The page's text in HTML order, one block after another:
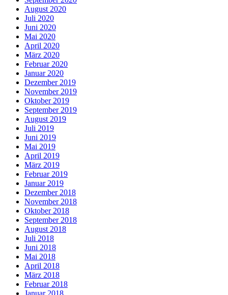
August 2020
Juli 2020
Juni 2020
Mai 2020
April 2020
März 2020
Februar 2020
Januar 2020
Dezember 2019
November 2019
Oktober 2019
September 2019
August 2019
Juli 2019
Juni 2019
Mai 2019
April 2019
März 2019
Februar 2019
Januar 2019
Dezember 2018
November 2018
Oktober 2018
September 2018
August 2018
Juli 2018
Juni 2018
Mai 2018
April 2018
März 2018
Februar 2018
Januar 2018